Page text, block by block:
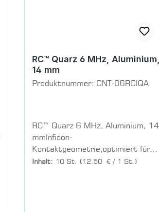
RC™ Quarz 6 MHz, Aluminium,
14 mm
Produktnummer: CNT-06RCIQA
RC™ Quarz 6 MHz, Aluminium, 14
mmInficon-
Kontaktgeometrie;optimiert für
QSK-Messkopf mit vergrößerter
Inhalt: 10 St. (12,50 € / 1 St.)